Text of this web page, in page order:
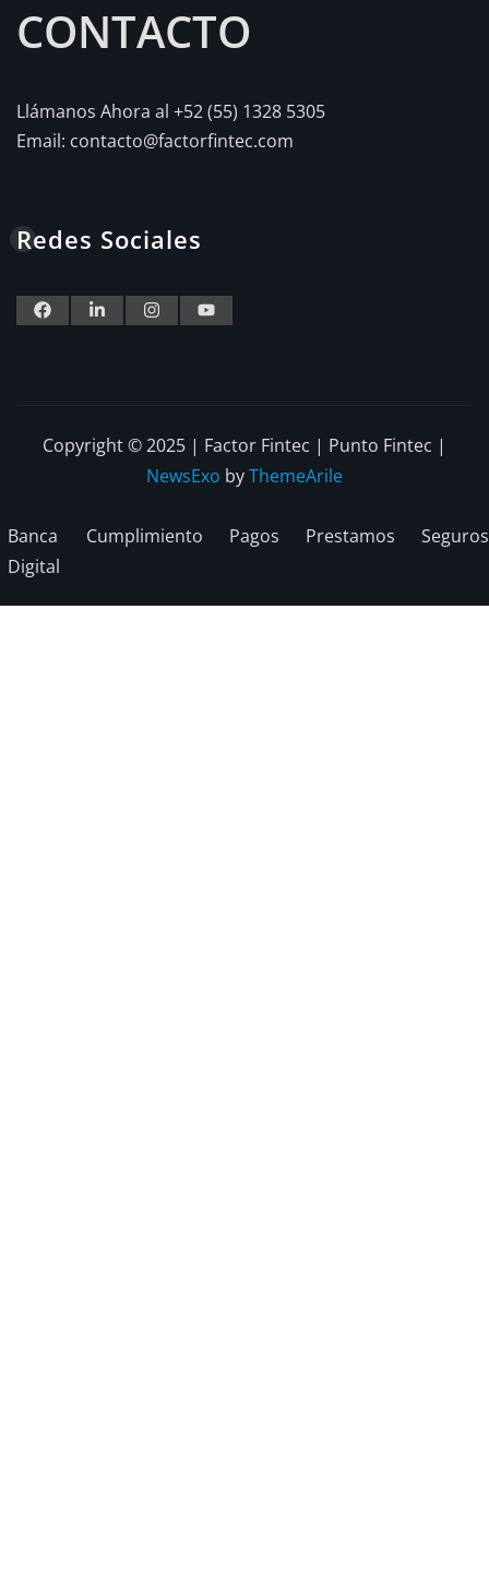
CONTACTO
Llámanos Ahora al +52 (55) 1328 5305
Email: contacto@factorfintec.com
Redes Sociales
Copyright © 2025 | Factor Fintec | Punto Fintec |
NewsExo byThemeArile
Banca
Digital
Cumplimiento Pagos Prestamos Seguros